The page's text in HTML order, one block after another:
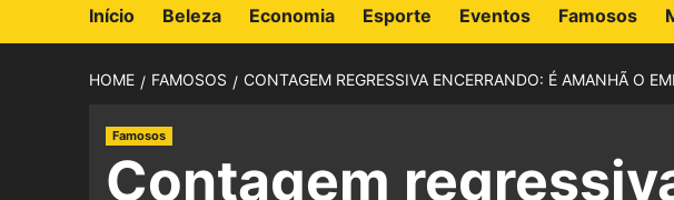
Início Beleza Economia Esporte Eventos Famosos
HOME FAMOSOS CONTAGEM REGRESSIVA ENCERRANDO: É AMANHÃ O
Famosos
Contagem